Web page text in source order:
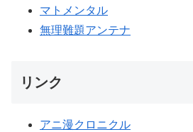
マトメンタル
無理難題アンテナ
リンク
アニ漫クロニクル